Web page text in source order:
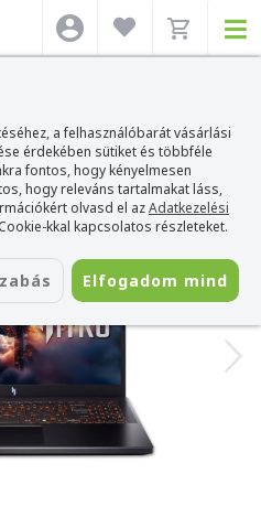
a felhasználóbarát vásárlási
érdekében sütiket és többféle
fontos, hogy kényelmesen
hogy releváns tartalmakat láss,
olvasd el azAdatkezelési
kkal kapcsolatos részleteket.
Elfogadom mind
>Acer Nitro V 15 - ANV15-52-54JJ
52-54JJ